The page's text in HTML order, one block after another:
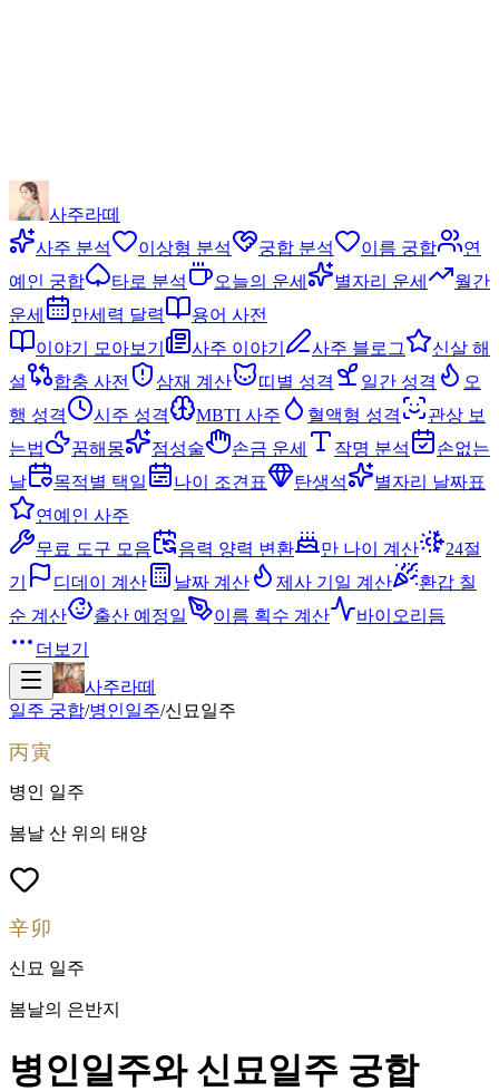
사주라떼
사주 분석
이상형 분석 궁합 분석 이름 궁합
연
예인 궁합
타로 분석 오늘의 운세 별자리 운세
월간
운세
만세력 달력
용어 사전
이야기 모아보기
사주 이야기 사주 블로그
신살 해
설
합충 사전 삼재 계산 띠별 성격 일간 성격
오
행 성격
시주 성격 MBTI 사주 혈액형 성격
관상 보
는법
꿈해몽 점성술 손금 운세 작명 분석
손없는
날
목적별 택일 나이 조견표 탄생석
별자리 날짜표
연예인 사주
무료 도구 모음
음력 양력 변환 만 나이 계산
24절
기
디데이 계산 날짜 계산 제사 기일 계산
환갑 칠
순 계산
출산 예정일 이름 획수 계산
바이오리듬
더보기
사주라떼
일주 궁합/병인일주/신묘 일주
丙寅
병인 일주
봄날 산 위의 태양
辛卯
신묘 일주
봄날의 은반지
병인일주와 신묘일주 궁합